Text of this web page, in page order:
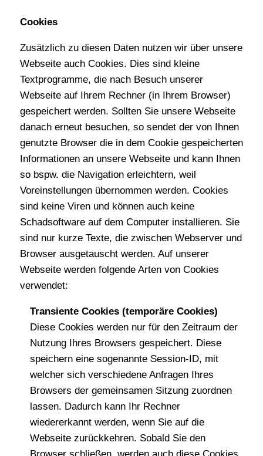
Cookies
Zusätzlich zu diesen Daten nutzen wir über unsere
Webseite auch Cookies. Dies sind kleine
Textprogramme, die nach Besuch unserer
Webseite auf Ihrem Rechner (in Ihrem Browser)
gespeichert werden. Sollten Sie unsere Webseite
danach erneut besuchen, so sendet der von Ihnen
genutzte Browser die in dem Cookie gespeicherten
Informationen an unsere Webseite und kann Ihnen
so bspw. die Navigation erleichtern, weil
Voreinstellungen übernommen werden. Cookies
sind keine Viren und können auch keine
Schadsoftware auf dem Computer installieren. Sie
sind nur kurze Texte, die zwischen Webserver und
Browser ausgetauscht werden. Auf unserer
Webseite werden folgende Arten von Cookies
verwendet:
Transiente Cookies (temporäre Cookies)
Diese Cookies werden nur für den Zeitraum der
Nutzung Ihres Browsers gespeichert. Diese
speichern eine sogenannte Session-ID, mit
welcher sich verschiedene Anfragen Ihres
Browsers der gemeinsamen Sitzung zuordnen
lassen. Dadurch kann Ihr Rechner
wiedererkannt werden, wenn Sie auf die
Webseite zurückkehren. Sobald Sie den
Browser schließen, werden auch diese Cookies